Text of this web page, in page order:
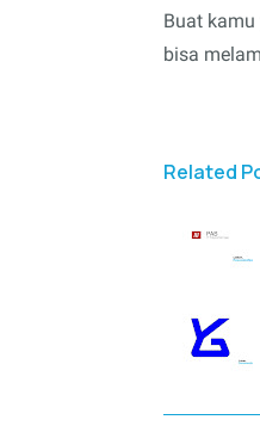
Buat
bisa
Related